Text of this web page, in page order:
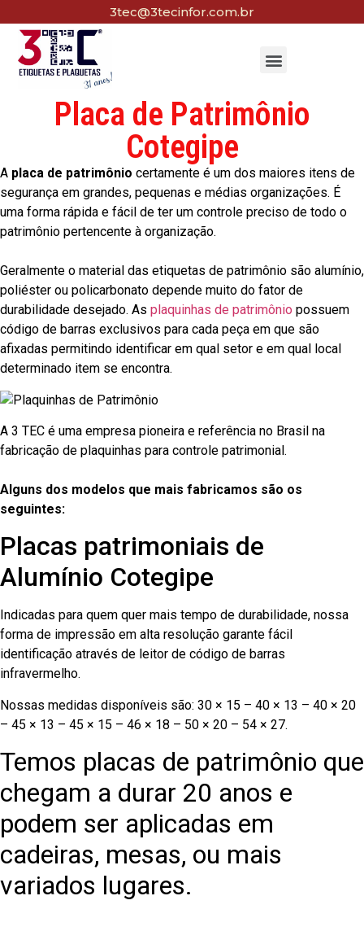
3tec@3tecinfor.com.br
Placa de Patrimônio
Cotegipe
A placa de patrimônio certamente é um dos maiores itens de
segurança em grandes, pequenas e médias organizações. É
uma forma rápida e fácil de ter um controle preciso de todo o
patrimônio pertencente à organização.
Geralmente o material das etiquetas de patrimônio são alumínio,
poliéster ou policarbonato depende muito do fator de
durabilidade desejado. As plaquinhas de patrimônio possuem
código de barras exclusivos para cada peça em que são
afixadas permitindo identificar em qual setor e em qual local
determinado item se encontra.
A 3 TEC é uma empresa pioneira e referência no Brasil na
fabricação de plaquinhas para controle patrimonial.
Alguns dos modelos que mais fabricamos são os
seguintes:
Placas patrimoniais de
Alumínio Cotegipe
Indicadas para quem quer mais tempo de durabilidade, nossa
forma de impressão em alta resolução garante fácil
identificação através de leitor de código de barras
infravermelho.
Nossas medidas disponíveis são: 30 × 15 – 40 × 13 – 40 × 20
– 45 × 13 – 45 × 15 – 46 × 18 – 50 × 20 – 54 × 27.
Temos placas de patrimônio que
chegam a durar 20 anos e
podem ser aplicadas em
cadeiras, mesas, ou mais
variados lugares.